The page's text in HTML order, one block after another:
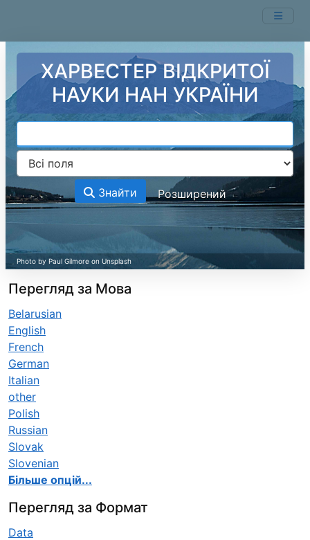
ХАРВЕСТЕР ВІДКРИТОЇ
НАУКИ НАН УКРАЇНИ
Знайти Розширений
Перегляд за Мова
Belarusian
English
French
German
Italian
other
Polish
Russian
Slovak
Slovenian
Більше опцій...
Перегляд за Формат
Data